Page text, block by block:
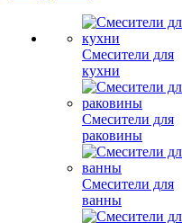
Смесители для
кухни
Смесители для
раковины
Смесители для
ванны